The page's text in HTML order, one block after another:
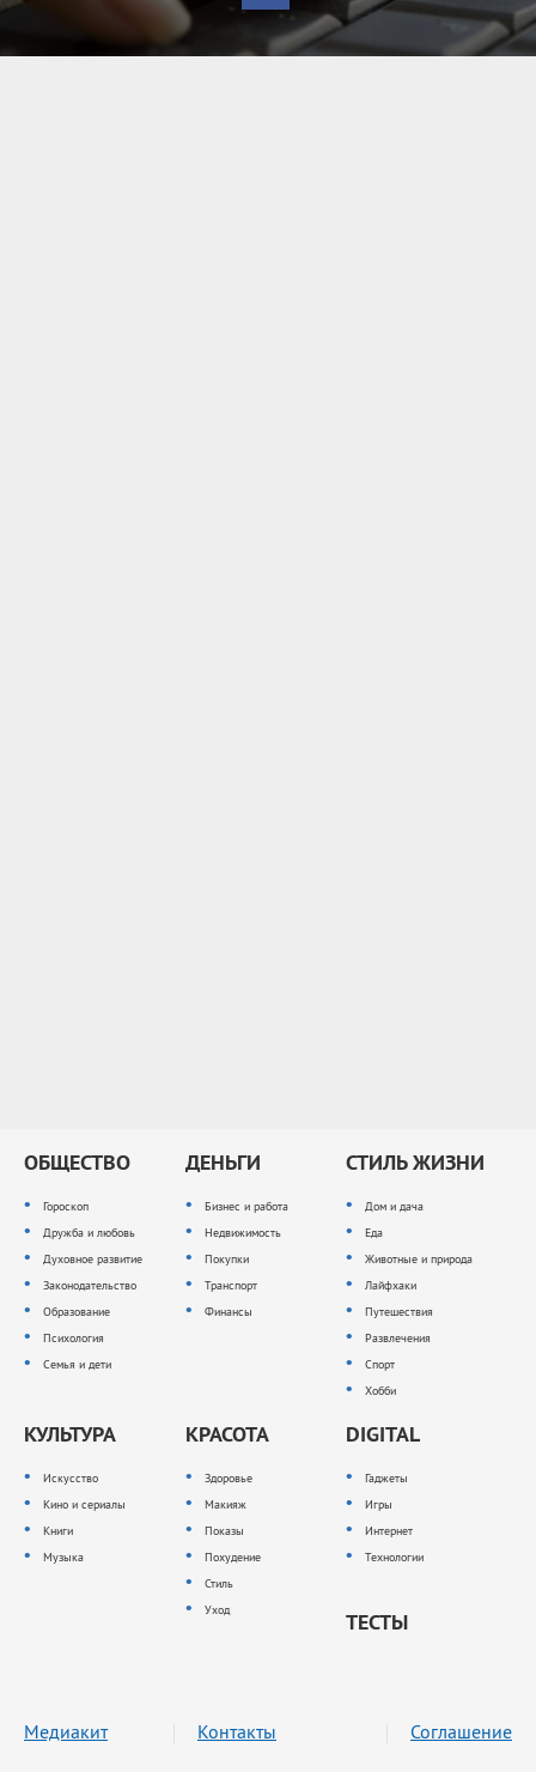
ОБЩЕСТВО
Гороскоп
Дружба и любовь
Духовное развитие
Законодательство
Образование
Психология
Семья и дети
ДЕНЬГИ
Бизнес и работа
Недвижимость
Покупки
Транспорт
Финансы
СТИЛЬ ЖИЗНИ
Дом и дача
Еда
Животные и природа
Лайфхаки
Путешествия
Развлечения
Спорт
Хобби
КУЛЬТУРА
Искусство
Кино и сериалы
Книги
Музыка
КРАСОТА
Здоровье
Макияж
Показы
Похудение
Стиль
Уход
DIGITAL
Гаджеты
Игры
Интернет
Технологии
ТЕСТЫ
Медиакит Контакты Соглашение
происхождение